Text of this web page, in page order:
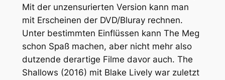
Mit der unzensurierten Version kann man
mit Erscheinen der DVD/Bluray rechnen.
Unter bestimmten Einflüssen kann The Meg
schon Spaß machen, aber nicht mehr also
dutzende derartige Filme davor auch. The
Shallows (2016) mit Blake Lively war zuletzt